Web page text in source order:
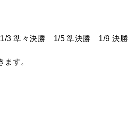
3 準々決勝 1/5 準決勝 1/9 決勝
す。